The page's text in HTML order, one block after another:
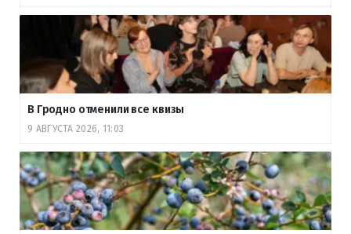
В Гродно отменили все квизы
9 АВГУСТА 2026, 11:03